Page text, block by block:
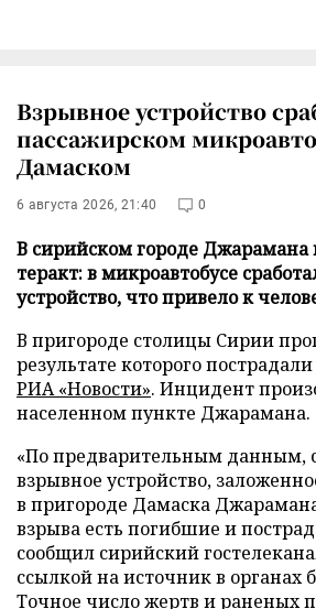
Взрывное устройство
пассажирском
Дамаском
6 августа 2026, 21:40 0
В сирийском городе
теракт: в микроавтобусе
устройство, что привело к
В пригороде столицы Сирии
результате которого
РИА «Новости». Инцидент
населенном пункте Джарамана.
«По предварительным данным,
взрывное устройство,
в пригороде Дамаска
взрыва есть погибшие и
сообщил сирийский
ссылкой на источник в органах
Точное число жертв и раненых